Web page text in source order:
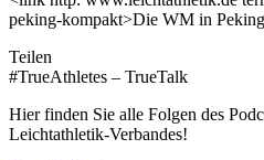
peking-kompakt>Die WM in
Teilen
#TrueAthletes – TrueTalk
Hier finden Sie alle Folgen des
Leichtathletik-Verbandes!